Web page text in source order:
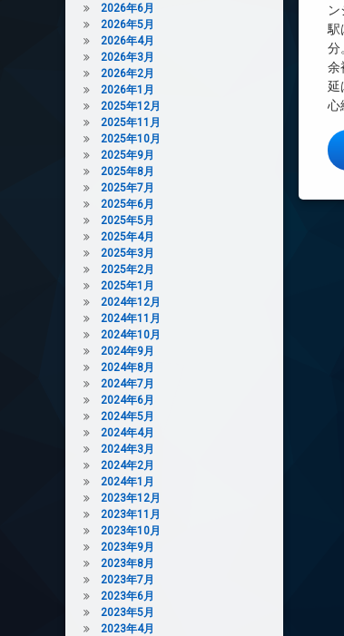
駅
分
余
延
心
エレ
オー
デザ
バイ
ペッ
敷地
防犯
駐輪
2026年6月
2026年5月
2026年4月
2026年3月
2026年2月
2026年1月
2025年12月
2025年11月
2025年10月
2025年9月
2025年8月
2025年7月
2025年6月
2025年5月
2025年4月
2025年3月
2025年2月
2025年1月
2024年12月
2024年11月
2024年10月
2024年9月
2024年8月
2024年7月
2024年6月
2024年5月
2024年4月
2024年3月
2024年2月
2024年1月
2023年12月
2023年11月
2023年10月
2023年9月
2023年8月
2023年7月
2023年6月
2023年5月
2023年4月